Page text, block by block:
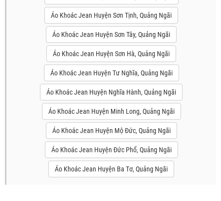
Áo Khoác Jean Huyện Sơn Tịnh, Quảng Ngãi
Áo Khoác Jean Huyện Sơn Tây, Quảng Ngãi
Áo Khoác Jean Huyện Sơn Hà, Quảng Ngãi
Áo Khoác Jean Huyện Tư Nghĩa, Quảng Ngãi
Áo Khoác Jean Huyện Nghĩa Hành, Quảng Ngãi
Áo Khoác Jean Huyện Minh Long, Quảng Ngãi
Áo Khoác Jean Huyện Mộ Đức, Quảng Ngãi
Áo Khoác Jean Huyện Đức Phổ, Quảng Ngãi
Áo Khoác Jean Huyện Ba Tơ, Quảng Ngãi